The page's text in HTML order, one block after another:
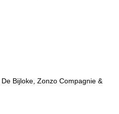
Bijloke, Zonzo Compagnie &